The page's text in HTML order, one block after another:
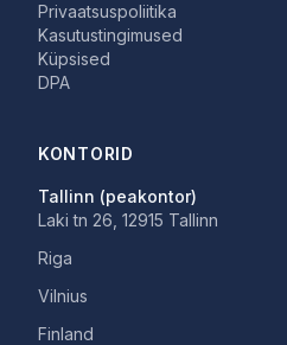
Privaatsuspoliitika
Kasutustingimused
Küpsised
DPA
KONTORID
Tallinn (peakontor)
Laki tn 26, 12915 Tallinn
Riga
Vilnius
Finland